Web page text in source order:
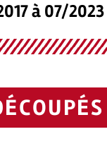
à 07/2023